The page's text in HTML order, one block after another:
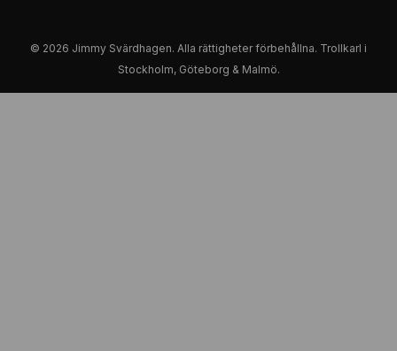
© 2026 Jimmy Svärdhagen. Alla rättigheter förbehållna. Trollkarl i
Stockholm, Göteborg & Malmö.